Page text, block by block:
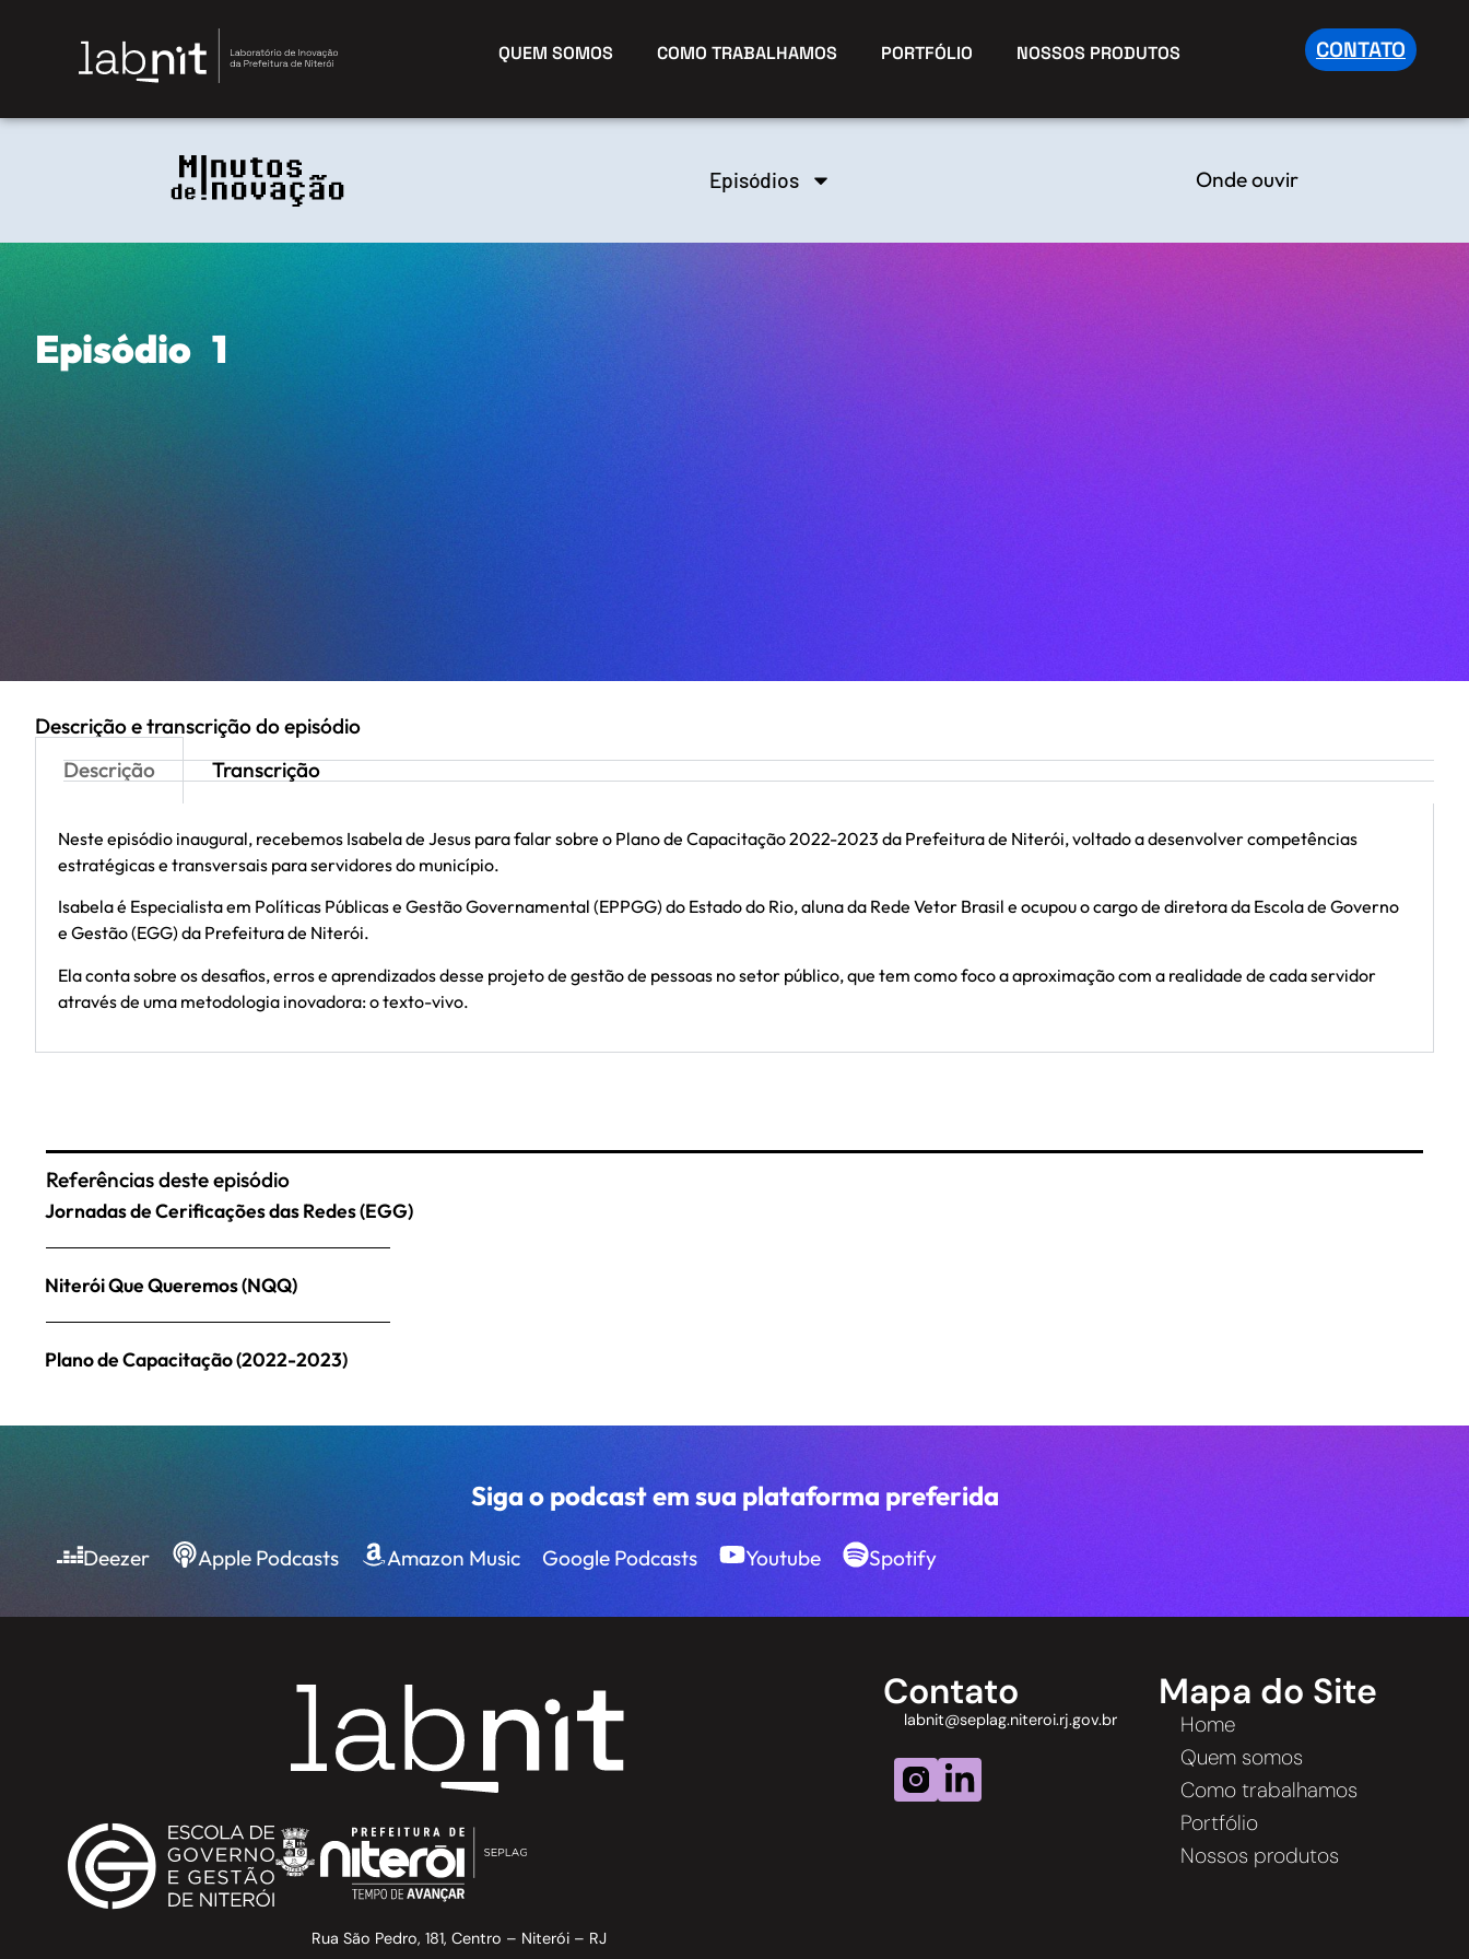
QUEM SOMOS COMO TRABALHAMOS PORTFÓLIO NOSSOS PRODUTOS CONTATO
Episódios Onde ouvir
Episódio 1
Descrição e transcrição do episódio
Descrição
Transcrição
Neste episódio inaugural, recebemos Isabela de Jesus para falar sobre o Plano de Capacitação 2022-2023 da Prefeitura de Niterói, voltado a desenvolver competências
estratégicas e transversais para servidores do município.
Isabela é Especialista em Políticas Públicas e Gestão Governamental (EPPGG) do Estado do Rio, aluna da Rede Vetor Brasil e ocupou o cargo de diretora da Escola de Governo
e Gestão (EGG) da Prefeitura de Niterói.
Ela conta sobre os desafios, erros e aprendizados desse projeto de gestão de pessoas no setor público, que tem como foco a aproximação com a realidade de cada servidor
através de uma metodologia inovadora: o texto-vivo.
Referências deste episódio
Jornadas de Cerificações das Redes (EGG)
Niterói Que Queremos (NQQ)
Plano de Capacitação (2022-2023)
Siga o podcast em sua plataforma preferida
Deezer Apple Podcasts Amazon Music Google Podcasts Youtube Spotify
Rua São Pedro, 181, Centro – Niterói – RJ
Contato
labnit@seplag.niteroi.rj.gov.br
Mapa do Site
Home
Quem somos
Como trabalhamos
Portfólio
Nossos produtos